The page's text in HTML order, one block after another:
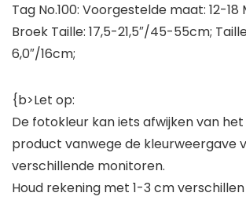
Tag No.100: Voorgestelde maat: 12-18
Broek Taille: 17,5-21,5″/45-55cm;
6,0″/16cm;
{b>Let op:
De fotokleur kan iets afwijken van
product vanwege de kleurweergave
verschillende monitoren.
Houd rekening met 1-3 cm